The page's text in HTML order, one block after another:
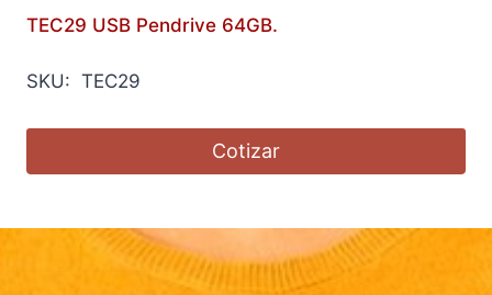
TEC29 USB Pendrive 64GB.
SKU: TEC29
Cotizar